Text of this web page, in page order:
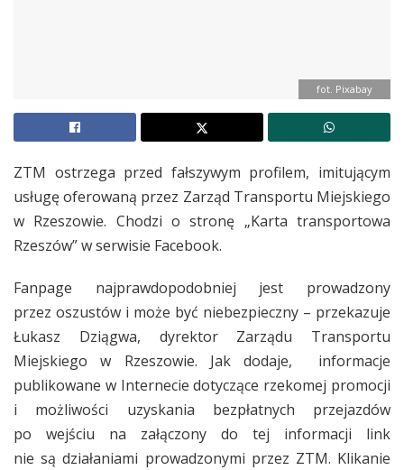
fot. Pixabay
ZTM ostrzega przed fałszywym profilem, imitującym
usługę oferowaną przez Zarząd Transportu Miejskiego
w Rzeszowie. Chodzi o stronę „Karta transportowa
Rzeszów” w serwisie Facebook.
Fanpage najprawdopodobniej jest prowadzony
przez oszustów i może być niebezpieczny – przekazuje
Łukasz Dziągwa, dyrektor Zarządu Transportu
Miejskiego w Rzeszowie. Jak dodaje,
informacje
publikowane w Internecie dotyczące rzekomej promocji
i możliwości uzyskania bezpłatnych przejazdów
po wejściu na załączony do tej informacji link
nie są działaniami prowadzonymi przez ZTM. Klikanie